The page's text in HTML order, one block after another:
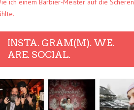
ich einem Barbier-Meister auf die Scheren
INSTA. GRAM(M). WE.
ARE. SOCIAL.